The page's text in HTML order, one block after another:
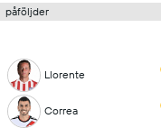
påföljder
Llorente
Correa